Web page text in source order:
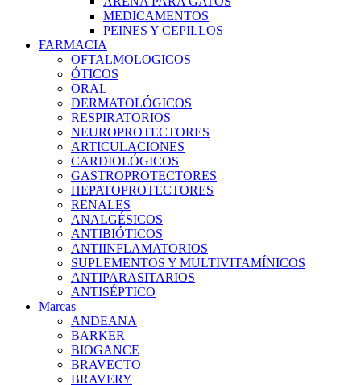
MEDICAMENTOS
PEINES Y CEPILLOS
FARMACIA
OFTALMOLOGICOS
ÓTICOS
ORAL
DERMATOLÓGICOS
RESPIRATORIOS
NEUROPROTECTORES
ARTICULACIONES
CARDIOLÓGICOS
GASTROPROTECTORES
HEPATOPROTECTORES
RENALES
ANALGÉSICOS
ANTIBIÓTICOS
ANTIINFLAMATORIOS
SUPLEMENTOS Y MULTIVITAMÍNICOS
ANTIPARASITARIOS
ANTISÉPTICO
Marcas
ANDEANA
BARKER
BIOGANCE
BRAVECTO
BRAVERY